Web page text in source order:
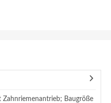
Zahnriemenantrieb; Baugröße